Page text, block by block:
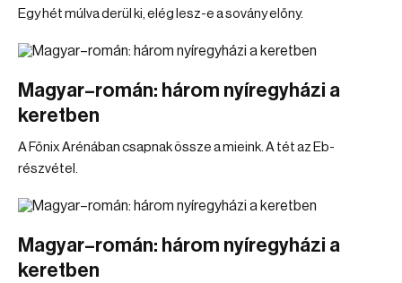
Egy hét múlva derül ki, elég lesz-e a sovány előny.
Magyar–román: három nyíregyházi a
keretben
A Főnix Arénában csapnak össze a mieink. A tét az Eb-
részvétel.
Magyar–román: három nyíregyházi a
keretben